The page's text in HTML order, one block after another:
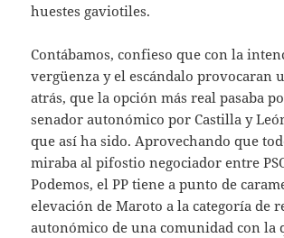
huestes gaviotiles.
Contábamos, confieso que con la
vergüenza y el escándalo provocaran
atrás, que la opción más real pasaba
senador autonómico por Castilla y
que así ha sido. Aprovechando que
miraba al pifostio negociador entre
Podemos, el PP tiene a punto de
elevación de Maroto a la categoría de
autonómico de una comunidad con la